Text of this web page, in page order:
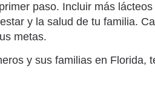
paso. Incluir más
y la salud de tu familia.
metas.
y sus familias en Florida,